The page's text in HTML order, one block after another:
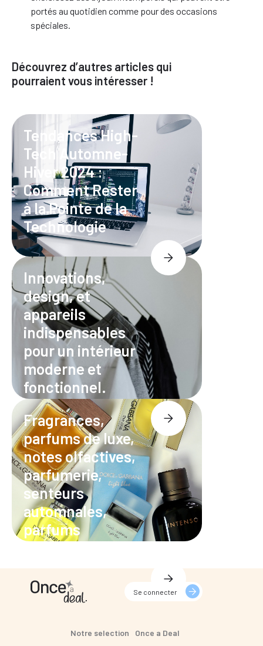
portés au quotidien comme pour des occasions
spéciales.
Découvrez d’autres articles qui
pourraient vous intéresser !
Tendances High-
Tech Automne-
Hiver 2024 :
Comment Rester
à la Pointe de la
Technologie
Innovations,
design, et
appareils
indispensables
pour un intérieur
moderne et
fonctionnel.
Fragrances,
parfums de luxe,
notes olfactives,
parfumerie,
senteurs
automnales,
parfums
Se connecter
Notre selection Once a Deal